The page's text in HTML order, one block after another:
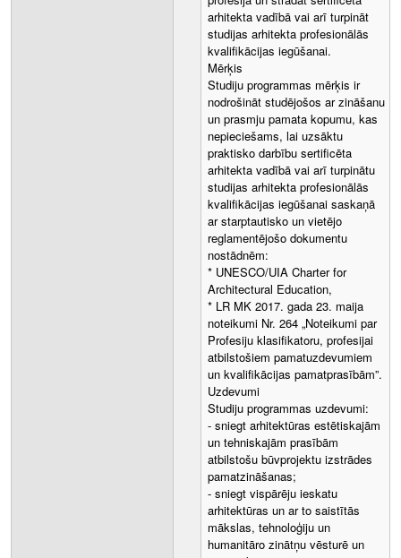
arhitekta vadībā vai arī turpināt
studijas arhitekta profesionālās
kvalifikācijas iegūšanai.
Mērķis
Studiju programmas mērķis ir
nodrošināt studējošos ar zināšanu
un prasmju pamata kopumu, kas
nepieciešams, lai uzsāktu
praktisko darbību sertificēta
arhitekta vadībā vai arī turpinātu
studijas arhitekta profesionālās
kvalifikācijas iegūšanai saskaņā
ar starptautisko un vietējo
reglamentējošo dokumentu
nostādnēm:
* UNESCO/UIA Charter for
Architectural Education,
* LR MK 2017. gada 23. maija
noteikumi Nr. 264 „Noteikumi par
Profesiju klasifikatoru, profesijai
atbilstošiem pamatuzdevumiem
un kvalifikācijas pamatprasībām”.
Uzdevumi
Studiju programmas uzdevumi:
- sniegt arhitektūras estētiskajām
un tehniskajām prasībām
atbilstošu būvprojektu izstrādes
pamatzināšanas;
- sniegt vispārēju ieskatu
arhitektūras un ar to saistītās
mākslas, tehnoloģiju un
humanitāro zinātņu vēsturē un